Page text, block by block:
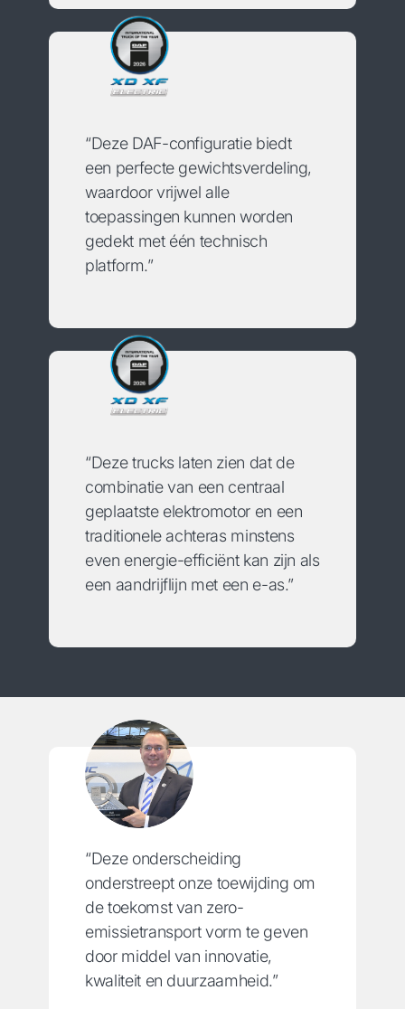
“Deze DAF-configuratie biedt
een perfecte gewichtsverdeling,
waardoor vrijwel alle
toepassingen kunnen worden
gedekt met één technisch
platform.”
“Deze trucks laten zien dat de
combinatie van een centraal
geplaatste elektromotor en een
traditionele achteras minstens
even energie-efficiënt kan zijn als
een aandrijflijn met een e-as.”
“Deze onderscheiding
onderstreept onze toewijding om
de toekomst van zero-
emissietransport vorm te geven
door middel van innovatie,
kwaliteit en duurzaamheid.”